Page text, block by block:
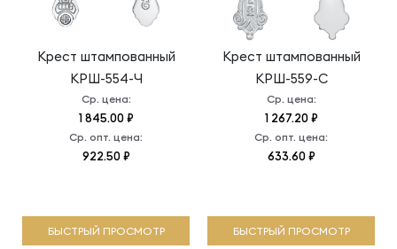
Крест штампованный
КРШ-554-Ч
Ср. цена:
1 845.00 ₽
Ср. опт. цена:
922.50 ₽
БЫСТРЫЙ ПРОСМОТР
Крест штампованный
КРШ-559-С
Ср. цена:
1 267.20 ₽
Ср. опт. цена:
633.60 ₽
БЫСТРЫЙ ПРОСМОТР